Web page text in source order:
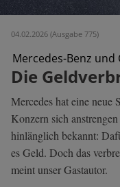
04.02.2026 (Ausgabe 775)
Mercedes-Benz und
Die
Mercedes hat eine neue
Konzern sich
hinlänglich bekannt:
es Geld. Doch das
meint unser Gastautor.